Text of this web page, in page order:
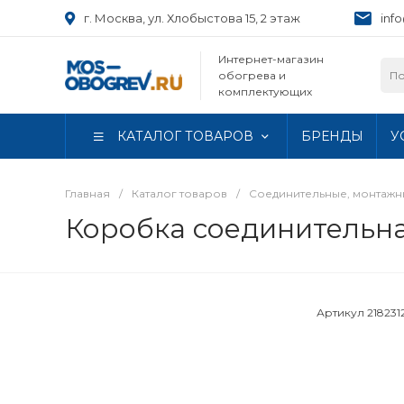
г. Москва, ул. Хлобыстова 15, 2 этаж
Интернет-магазин
обогрева и
комплектующих
КАТАЛОГ ТОВАРОВ БРЕНДЫ
Главная / Каталог товаров / Соединительные,
Коробка
Артикул